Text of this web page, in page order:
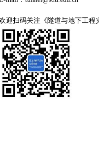
迎扫码关注《隧道与地下工程